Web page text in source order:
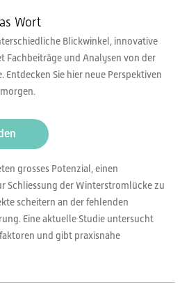
Wort
Blickwinkel, innovative
Fachbeiträge und Analysen von der
Entdecken Sie hier neue Perspektiven
grosses Potenzial, einen
Schliessung der Winterstromlücke zu
scheitern an der fehlenden
Eine aktuelle Studie untersucht
und gibt praxisnahe